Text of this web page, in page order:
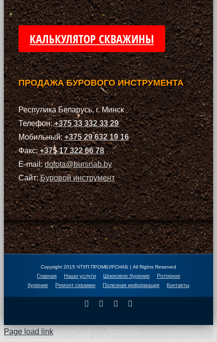
КАЛЬКУЛЯТОР СКВАЖИНЫ
ПРОДАЖА БУРОВОГО ИНСТРУМЕНТА
Респулика Беларусь, г. Минск
Телефон:+375 33 332 33 29
Мобильный:+375 29 632 19 16
Факс:+375 17 322 66 78
E-mail:dolota@bursnab.by
Сайт:Буровой инструмент
Copyright 2015 ЧТУП ПРОМБУРСНАБ | All Rights Reserved
Главная Наши услуги Шнековое бурение
Роторное
бурение
Ремонт скважин Полезная информация Контакты
Facebook Instagram
Page load link